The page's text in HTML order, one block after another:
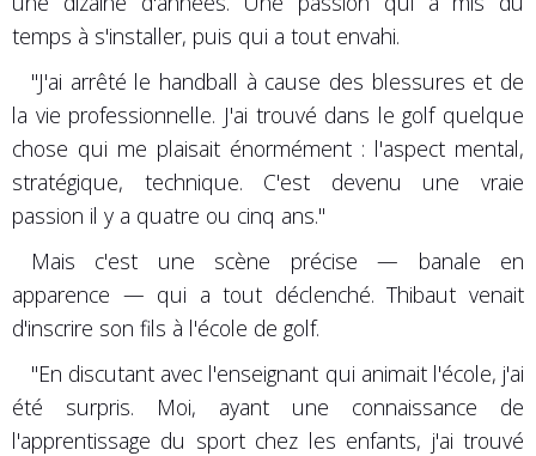
temps à s'installer, puis qui a tout envahi.
"J'ai arrêté le handball à cause des blessures et de
la vie professionnelle. J'ai trouvé dans le golf quelque
chose qui me plaisait énormément : l'aspect mental,
stratégique, technique. C'est devenu une vraie
passion il y a quatre ou cinq ans."
Mais c'est une scène précise — banale en
apparence — qui a tout déclenché. Thibaut venait
d'inscrire son fils à l'école de golf.
"En discutant avec l'enseignant qui animait l'école, j'ai
été surpris. Moi, ayant une connaissance de
l'apprentissage du sport chez les enfants, j'ai trouvé